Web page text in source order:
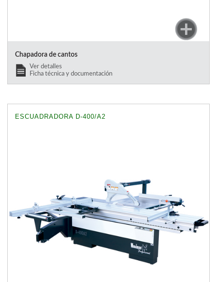
Chapadora de cantos
Ver detalles
Ficha técnica y documentación
ESCUADRADORA D-400/A2